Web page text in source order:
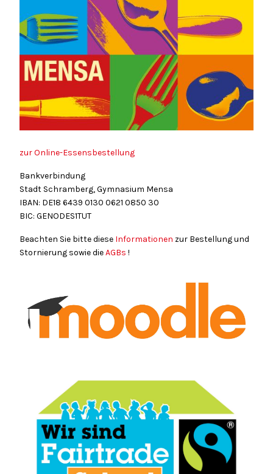
zur Online-Essensbestellung
Bankverbindung
Stadt Schramberg, Gymnasium Mensa
IBAN: DE18 6439 0130 0621 0850 30
BIC: GENODES1TUT
Beachten Sie bitte diese Informationen zur Bestellung und
Stornierung sowie dieAGBs !